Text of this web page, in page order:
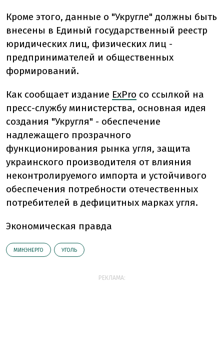
Кроме этого, данные о "Укругле" должны быть
внесены в Единый государственный реестр
юридических лиц, физических лиц -
предпринимателей и общественных
формирований.
Как сообщает издание ExPro со ссылкой на
пресс-службу министерства, основная идея
создания "Укругля" - обеспечение
надлежащего прозрачного
функционирования рынка угля, защита
украинского производителя от влияния
неконтролируемого импорта и устойчивого
обеспечения потребности отечественных
потребителей в дефицитных марках угля.
Экономическая правда
МИНЭНЕРГО УГОЛЬ
РЕКЛАМА: